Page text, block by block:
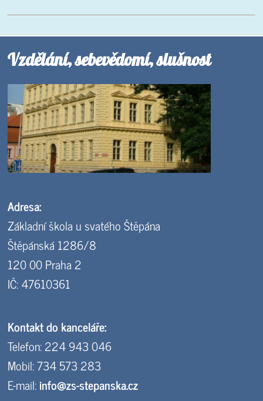
Vzdělání, sebevědomí, slušnost
Adresa:
Základní škola u svatého Štěpána
Štěpánská 1286/8
120 00 Praha 2
IČ: 47610361
Kontakt do kanceláře:
Telefon: 224 943 046
Mobil: 734 573 283
E-mail:info@zs-stepanska.cz